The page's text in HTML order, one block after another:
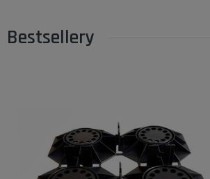
Bestsellery